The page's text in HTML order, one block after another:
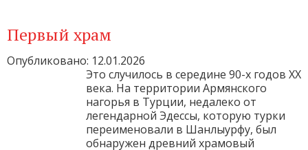
Первый храм
Опубликовано: 12.01.2026
Это случилось в середине 90-х годов ХХ
века. На территории Армянского
нагорья в Турции, недалеко от
легендарной Эдессы, которую турки
переименовали в Шанлыурфу, был
обнаружен древний храмовый